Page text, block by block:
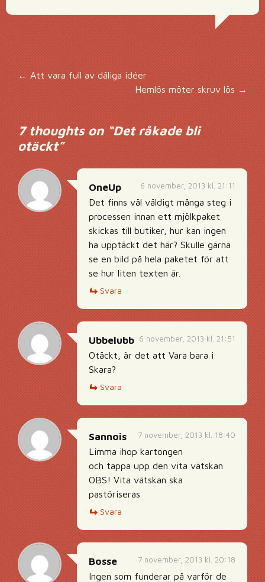
Inläggsnavigering
←Att vara full av dåliga idéer
Hemlös möter skruv lös →
7 thoughts on “Det råkade bli
otäckt”
6 november, 2013 kl. 21:11
OneUp
Det finns väl väldigt många steg i
processen innan ett mjölkpaket
skickas till butiker, hur kan ingen
ha upptäckt det här? Skulle gärna
se en bild på hela paketet för att
se hur liten texten är.
Svara
6 november, 2013 kl. 21:51
Ubbelubb
Otäckt, är det att Vara bara i
Skara?
Svara
7 november, 2013 kl. 18:40
Sannois
Limma ihop kartongen
och tappa upp den vita vätskan
OBS! Vita vätskan ska
pastöriseras
Svara
7 november, 2013 kl. 20:18
Bosse
Ingen som funderar på varför de